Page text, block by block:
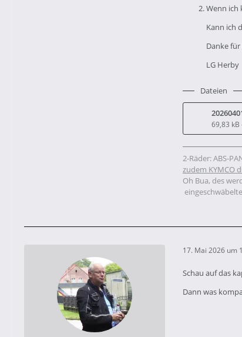
Wenn ich
Kann ich
Danke
LG Herby
Dateien
69,83 kB
2-Räder: ABS-
zudem KYMCO
Oh Bua, des
17. Mai 2026 um
Schau auf das
Dann was